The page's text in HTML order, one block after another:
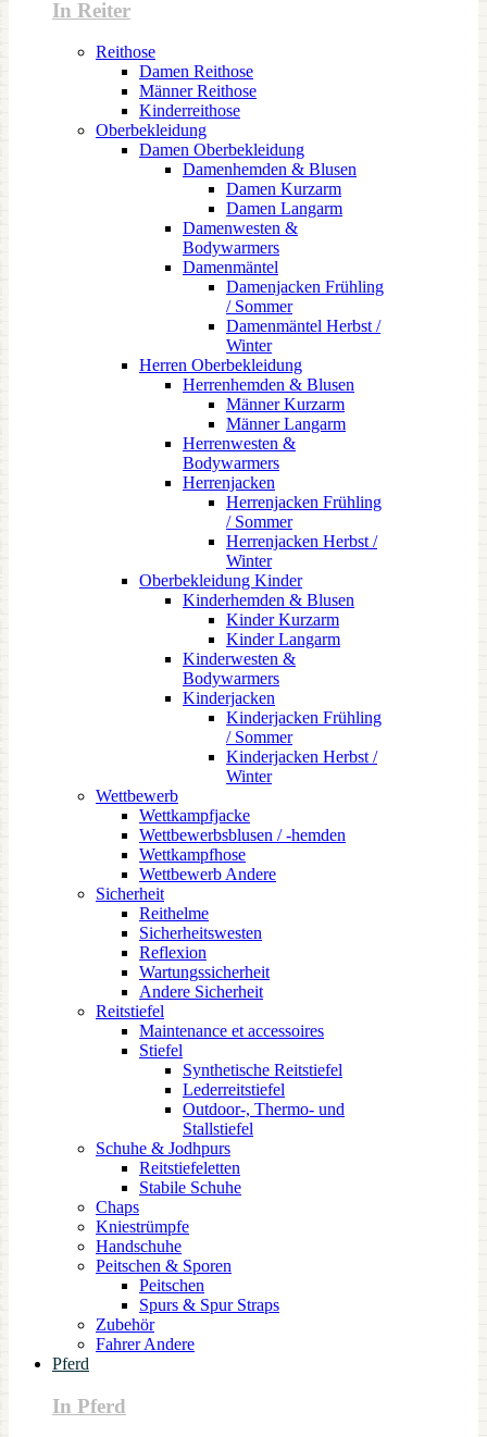
In Reiter
Reithose
Damen Reithose
Männer Reithose
Kinderreithose
Oberbekleidung
Damen Oberbekleidung
Damenhemden & Blusen
Damen Kurzarm
Damen Langarm
Damenwesten &
Bodywarmers
Damenmäntel
Damenjacken Frühling
/ Sommer
Damenmäntel Herbst /
Winter
Herren Oberbekleidung
Herrenhemden & Blusen
Männer Kurzarm
Männer Langarm
Herrenwesten &
Bodywarmers
Herrenjacken
Herrenjacken Frühling
/ Sommer
Herrenjacken Herbst /
Winter
Oberbekleidung Kinder
Kinderhemden & Blusen
Kinder Kurzarm
Kinder Langarm
Kinderwesten &
Bodywarmers
Kinderjacken
Kinderjacken Frühling
/ Sommer
Kinderjacken Herbst /
Winter
Wettbewerb
Wettkampfjacke
Wettbewerbsblusen / -hemden
Wettkampfhose
Wettbewerb Andere
Sicherheit
Reithelme
Sicherheitswesten
Reflexion
Wartungssicherheit
Andere Sicherheit
Reitstiefel
Maintenance et accessoires
Stiefel
Synthetische Reitstiefel
Lederreitstiefel
Outdoor-, Thermo- und
Stallstiefel
Schuhe & Jodhpurs
Reitstiefeletten
Stabile Schuhe
Chaps
Kniestrümpfe
Handschuhe
Peitschen & Sporen
Peitschen
Spurs & Spur Straps
Zubehör
Fahrer Andere
Pferd
In Pferd